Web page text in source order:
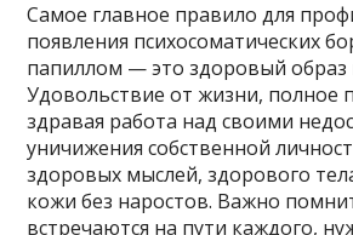
Самое главное правило для
появления психосоматических
папиллом — это здоровый
Удовольствие от жизни, полное
здравая работа над своими
уничижения собственной
здоровых мыслей, здорового
кожи без наростов. Важно
встречаются на пути каждого,